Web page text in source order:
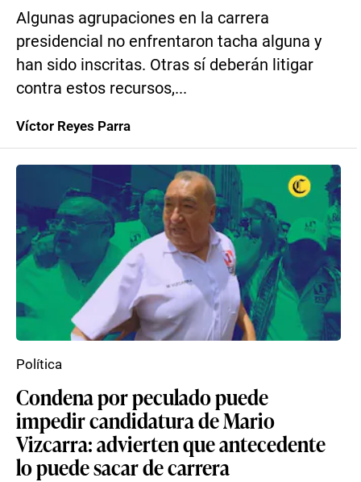
Algunas agrupaciones en la carrera
presidencial no enfrentaron tacha alguna y
han sido inscritas. Otras sí deberán litigar
contra estos recursos,...
Víctor Reyes Parra
Condena por peculado puede
impedir candidatura de Mario
Vizcarra: advierten que antecedente
lo puede sacar de carrera
Política